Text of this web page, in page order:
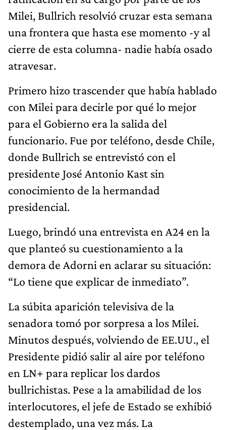
Milei, Bullrich resolvió cruzar esta semana
una frontera que hasta ese momento -y al
cierre de esta columna- nadie había osado
atravesar.
Primero hizo trascender que había hablado
con Milei para decirle por qué lo mejor
para el Gobierno era la salida del
funcionario. Fue por teléfono, desde Chile,
donde Bullrich se entrevistó con el
presidente José Antonio Kast sin
conocimiento de la hermandad
presidencial.
Luego, brindó una entrevista en A24 en la
que planteó su cuestionamiento a la
demora de Adorni en aclarar su situación:
“Lo tiene que explicar de inmediato”.
La súbita aparición televisiva de la
senadora tomó por sorpresa a los Milei.
Minutos después, volviendo de EE.UU., el
Presidente pidió salir al aire por teléfono
en LN+ para replicar los dardos
bullrichistas. Pese a la amabilidad de los
interlocutores, el jefe de Estado se exhibió
destemplado, una vez más. La